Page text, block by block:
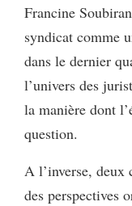
Francine
syndicat comme
dans le dernier
l’univers des
la manière dont
question.
A l’inverse,
des perspectives